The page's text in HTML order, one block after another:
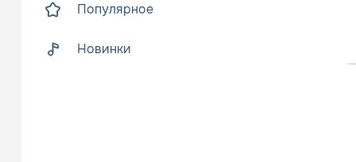
Популярное
Новинки